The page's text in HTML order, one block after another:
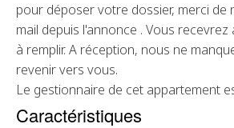
pour déposer votre dossier, merci de
mail depuis l'annonce . Vous
à remplir. A réception, nous ne
revenir vers vous.
Le gestionnaire de cet appartement
Caractéristiques